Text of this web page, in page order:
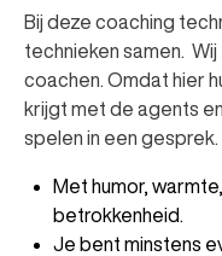
Bij deze coaching
technieken samen.
coachen. Omdat hier
krijgt met de agents
spelen in een gesprek.
Met humor,
betrokkenheid.
Je bent minstens